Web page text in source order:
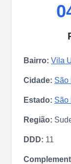
Bairro: Vila
Cidade: São
Estado: São
Região:
DDD: 11